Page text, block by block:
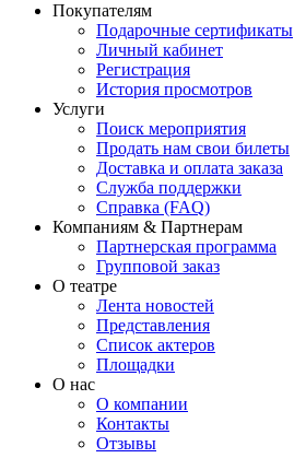
Покупателям
Подарочные сертификаты
Личный кабинет
Регистрация
История просмотров
Услуги
Поиск мероприятия
Продать нам свои билеты
Доставка и оплата заказа
Служба поддержки
Справка (FAQ)
Компаниям & Партнерам
Партнерская программа
Групповой заказ
О театре
Лента новостей
Представления
Список актеров
Площадки
О нас
О компании
Контакты
Отзывы